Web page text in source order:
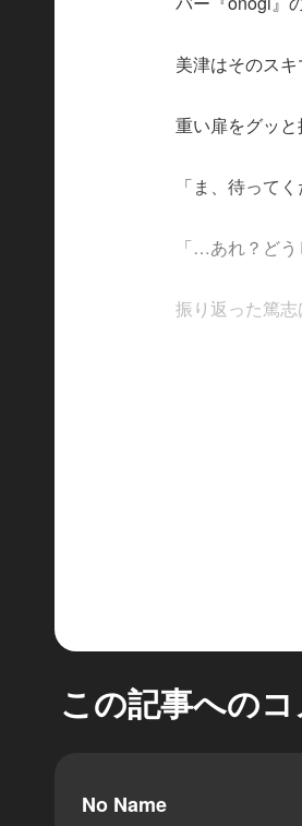
美津はそのスキ
重い扉をグッ
「ま、待って
「…あれ？どう
振り返った篤志
この記事への
No Name